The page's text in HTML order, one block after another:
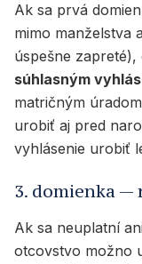
Ak sa prvá
mimo manželstva
úspešne
súhlasným
matričným
urobiť aj pred
vyhlásenie urobiť
3. domienka —
Ak sa neuplatní
otcovstvo možno